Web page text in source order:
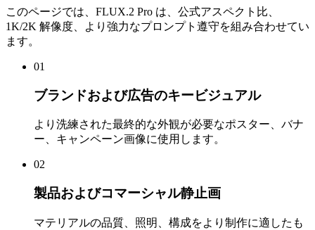
このページでは、FLUX.2 Pro は、公式アスペクト比、
1K/2K 解像度、より強力なプロンプト遵守を組み合わせてい
ます。
01
ブランドおよび広告のキービジュアル
より洗練された最終的な外観が必要なポスター、バナ
ー、キャンペーン画像に使用します。
02
製品およびコマーシャル静止画
マテリアルの品質、照明、構成をより制作に適したも